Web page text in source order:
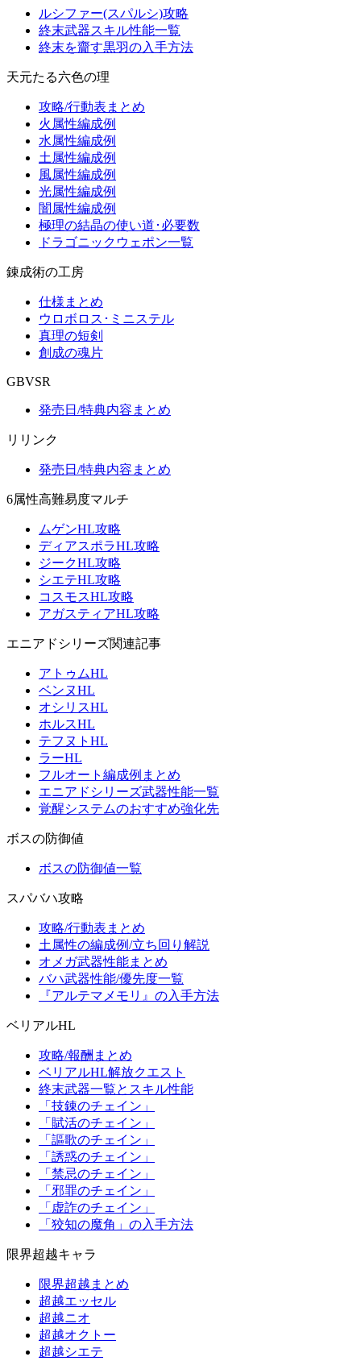
ルシファー(スパルシ)攻略
終末武器スキル性能一覧
終末を齎す黒羽の入手方法
天元たる六色の理
攻略/行動表まとめ
火属性編成例
水属性編成例
土属性編成例
風属性編成例
光属性編成例
闇属性編成例
極理の結晶の使い道･必要数
ドラゴニックウェポン一覧
錬成術の工房
仕様まとめ
ウロボロス･ミニステル
真理の短剣
創成の魂片
GBVSR
発売日/特典内容まとめ
リリンク
発売日/特典内容まとめ
6属性高難易度マルチ
ムゲンHL攻略
ディアスポラHL攻略
ジークHL攻略
シエテHL攻略
コスモスHL攻略
アガスティアHL攻略
エニアドシリーズ関連記事
アトゥムHL
ベンヌHL
オシリスHL
ホルスHL
テフヌトHL
ラーHL
フルオート編成例まとめ
エニアドシリーズ武器性能一覧
覚醒システムのおすすめ強化先
ボスの防御値
ボスの防御値一覧
スパバハ攻略
攻略/行動表まとめ
土属性の編成例/立ち回り解説
オメガ武器性能まとめ
バハ武器性能/優先度一覧
『アルテマメモリ』の入手方法
ベリアルHL
攻略/報酬まとめ
ベリアルHL解放クエスト
終末武器一覧とスキル性能
「技錬のチェイン」
「賦活のチェイン」
「謳歌のチェイン」
「誘惑のチェイン」
「禁忌のチェイン」
「邪罪のチェイン」
「虚詐のチェイン」
「狡知の魔角」の入手方法
限界超越キャラ
限界超越まとめ
超越エッセル
超越ニオ
超越オクトー
超越シエテ